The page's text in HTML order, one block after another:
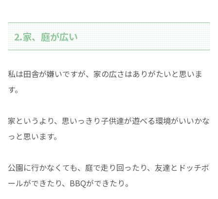
2.家、庭が広い
私は田舎が嫌いですが、家の広さはありがたいと思いま
す。
家というより、思いっきり子供達が遊べる環境がいいかな
っと思います。
公園に行かなくても、庭で走り回ったり、友達とドッチボ
ールができたり、BBQができたり。